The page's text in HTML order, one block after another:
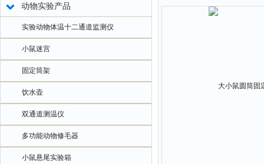
动物实验产品
实验动物体温十二通道监测仪
小鼠迷宫
固定筒架
饮水壶
双通道测温仪
多功能动物修毛器
小鼠悬尾实验箱